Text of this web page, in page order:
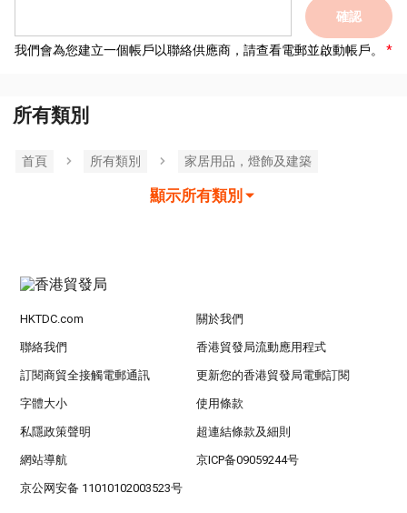
確認
我們會為您建立一個帳戶以聯絡供應商，請查看電郵並啟動帳戶。
所有類別
首頁 所有類別 家居用品，燈飾及建築
顯示所有類別
HKTDC.com 關於我們
聯絡我們 香港貿發局流動應用程式
訂閱商貿全接觸電郵通訊 更新您的香港貿發局電郵訂閱
字體大小 使用條款
私隱政策聲明 超連結條款及細則
網站導航 京ICP备09059244号
京公网安备 11010102003523号